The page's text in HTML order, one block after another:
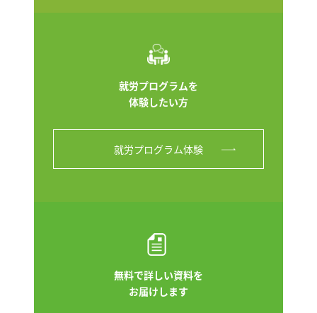
就労プログラムを
体験したい方
就労プログラム体験
無料で詳しい資料を
お届けします